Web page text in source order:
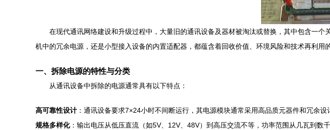
在现代通讯网络建设和升级过程中，大量旧的通讯设备及器材被淘汰或替换，其中包含一
机中的冗余电源，还是小型接入设备的内置适配器，都蕴含着回收价值、环境风险和技术再利
一、拆除电源的特性与分类
从通讯设备中拆除的电源通常具有以下特点：
高可靠性设计 ：通讯设备要求7×24小时不间断运行，其电源模块通常采用高品质元器件和冗余设
规格多样化：输出电压从低压直流（如5V、12V、48V）到高压交流不等，功率范围从几瓦到数千